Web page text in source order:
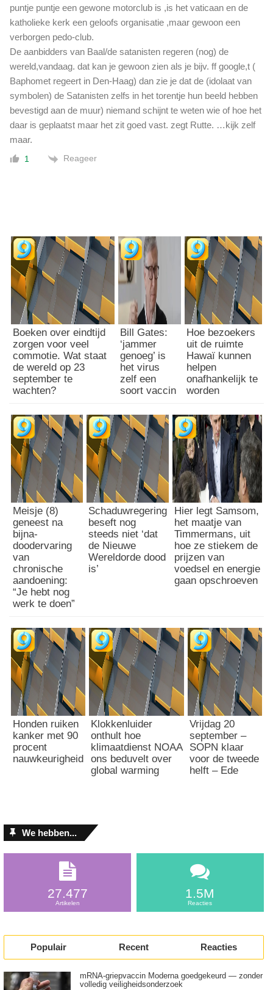
e
n
b
e
l
a
r
i
j
k
puntje puntje een gewone motorclub is ,is het vaticaan en de
katholieke kerk een geloofs organisatie ,maar gewoon een
verborgen pedo-club.
De aanbidders van Baal/de satanisten regeren (nog) de
wereld,vandaag. dat kan je gewoon zien als je bijv. ff google,t (
Baphomet regeert in Den-Haag) dan zie je dat de (idolaat van
symbolen) de Satanisten zelfs in het torentje hun beeld hebben
bevestigd aan de muur) niemand schijnt te weten wie of hoe het
daar is geplaatst maar het zit goed vast. zegt Rutte. …kijk zelf
maar.
1 Reageer
Boeken over eindtijd
zorgen voor veel
commotie. Wat staat
de wereld op 23
september te
wachten?
Bill Gates:
‘jammer
genoeg’ is
het virus
zelf een
soort vaccin
Hoe bezoekers
uit de ruimte
Hawaï kunnen
helpen
onafhankelijk te
worden
Meisje (8)
geneest na
bijna-
doodervaring
van
chronische
aandoening:
“Je hebt nog
werk te doen”
Schaduwregering
beseft nog
steeds niet ‘dat
de Nieuwe
Wereldorde dood
is’
Hier legt Samsom,
het maatje van
Timmermans, uit
hoe ze stiekem de
prijzen van
voedsel en energie
gaan opschroeven
Honden ruiken
kanker met 90
procent
nauwkeurigheid
Klokkenluider
onthult hoe
klimaatdienst NOAA
ons beduvelt over
global warming
Vrijdag 20
september –
SOPN klaar
voor de tweede
helft – Ede
We hebben...
27.477
Artikelen
1.5M
Reacties
Populair Recent Reacties
mRNA-griepvaccin Moderna goedgekeurd — zonder
volledig veiligheidsonderzoek